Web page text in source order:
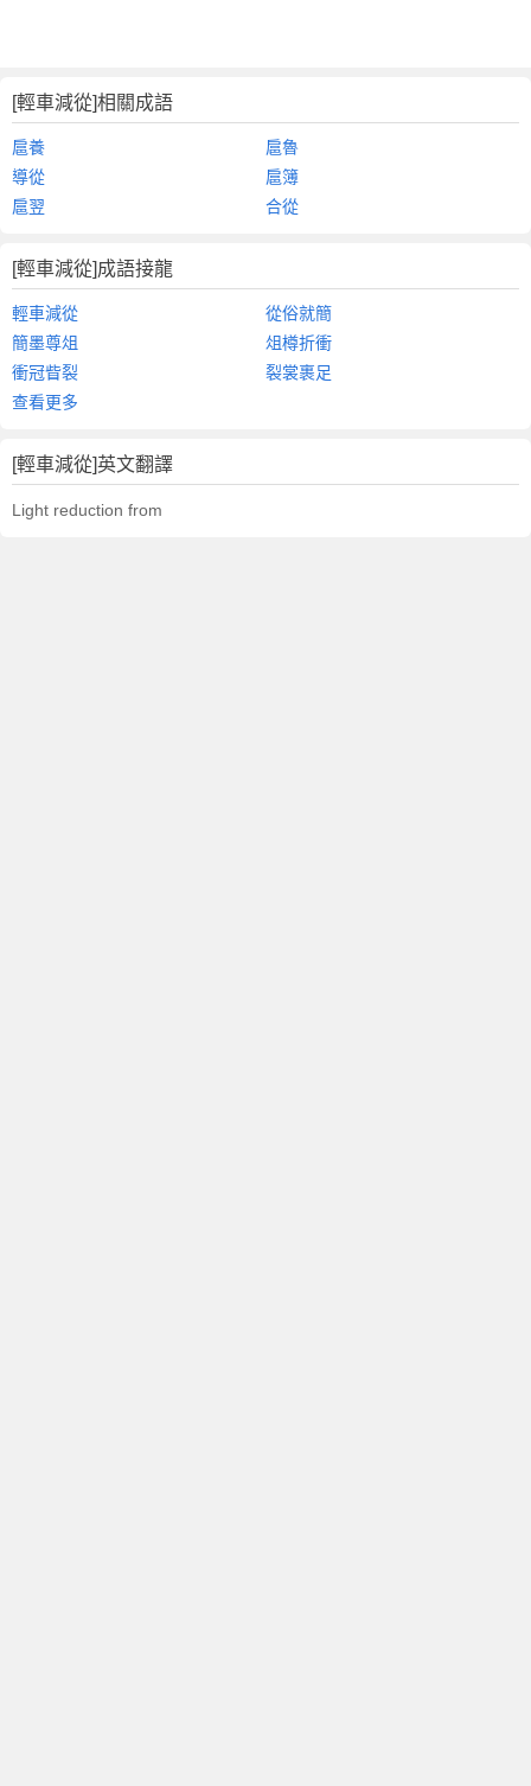
[輕車減從]相關成語
扈養
扈魯
導從
扈簿
扈翌
合從
[輕車減從]成語接龍
輕車減從
從俗就簡
簡墨尊俎
俎樽折衝
衝冠眥裂
裂裳裹足
查看更多
[輕車減從]英文翻譯
Light reduction from